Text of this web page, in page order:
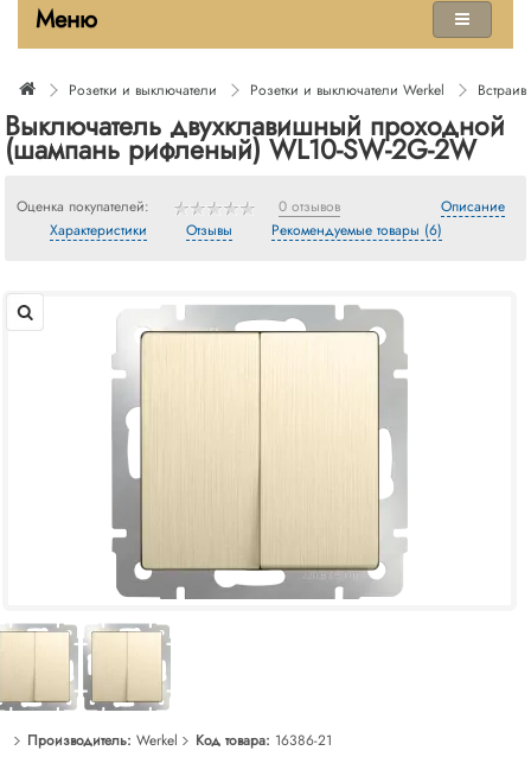
Меню
Розетки и выключатели Розетки и выключатели Werkel
Выключатель двухклавишный проходной
(шампань рифленый) WL10-SW-2G-2W
Оценка покупателей: 0 отзывов
Описание
Характеристики
Отзывы Рекомендуемые товары (6)
Производитель: Werkel Код товара: 16386-21